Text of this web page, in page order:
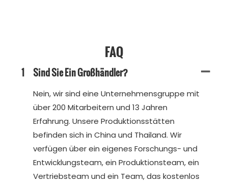
FAQ
1 Sind Sie Ein Großhändler?
Nein, wir sind eine Unternehmensgruppe mit
über 200 Mitarbeitern und 13 Jahren
Erfahrung. Unsere Produktionsstätten
befinden sich in China und Thailand. Wir
verfügen über ein eigenes Forschungs- und
Entwicklungsteam, ein Produktionsteam, ein
Vertriebsteam und ein Team, das kostenlos